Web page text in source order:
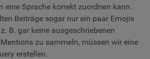
eine Sprache korrekt zuordnen kann.
Beiträge sogar nur ein paar Emojis
B. gar keine ausgeschriebenen
zu sammeln, müssen wir eine
erstellen.